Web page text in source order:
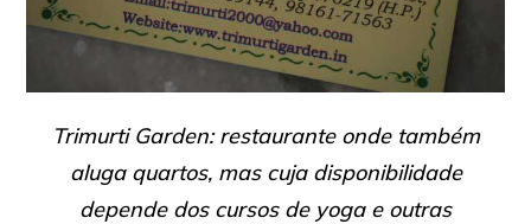
Trimurti Garden: restaurante onde também
aluga quartos, mas cuja disponibilidade
depende dos cursos de yoga e outras